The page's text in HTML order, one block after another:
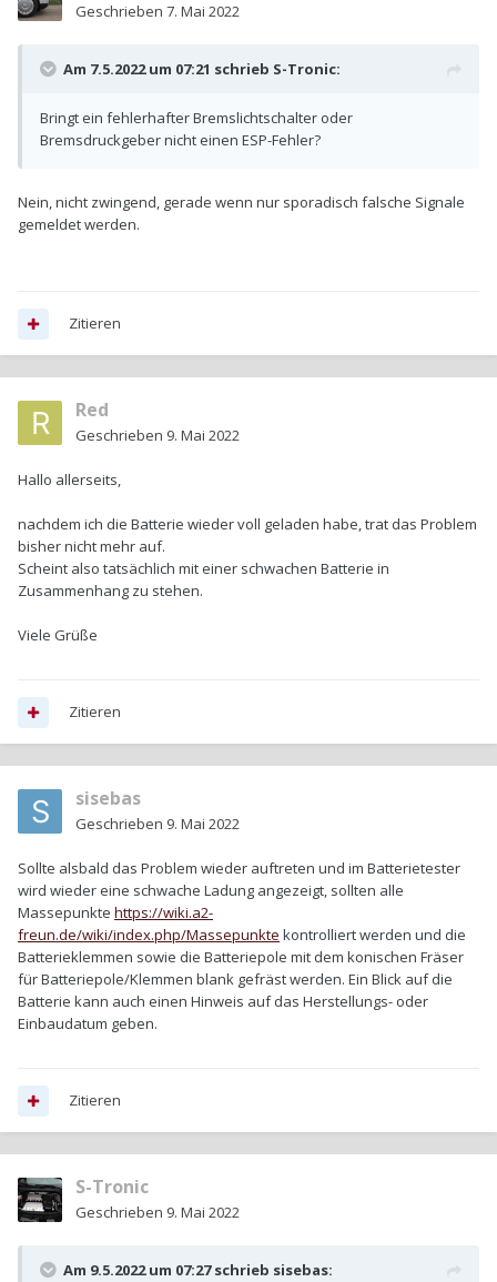
Geschrieben 7. Mai 2022
Am 7.5.2022 um 07:21 schrieb S-Tronic:
Bringt ein fehlerhafter Bremslichtschalter oder
Bremsdruckgeber nicht einen ESP-Fehler?
Nein, nicht zwingend, gerade wenn nur sporadisch falsche Signale
gemeldet werden.
Zitieren
Red
Geschrieben 9. Mai 2022
Hallo allerseits,
nachdem ich die Batterie wieder voll geladen habe, trat das Problem
bisher nicht mehr auf.
Scheint also tatsächlich mit einer schwachen Batterie in
Zusammenhang zu stehen.
Viele Grüße
Zitieren
sisebas
Geschrieben 9. Mai 2022
Sollte alsbald das Problem wieder auftreten und im Batterietester
wird wieder eine schwache Ladung angezeigt, sollten alle
Massepunkte https://wiki.a2-
freun.de/wiki/index.php/Massepunkte kontrolliert werden und die
Batterieklemmen sowie die Batteriepole mit dem konischen Fräser
für Batteriepole/Klemmen blank gefräst werden. Ein Blick auf die
Batterie kann auch einen Hinweis auf das Herstellungs- oder
Einbaudatum geben.
Zitieren
S-Tronic
Geschrieben 9. Mai 2022
Am 9.5.2022 um 07:27 schrieb sisebas: